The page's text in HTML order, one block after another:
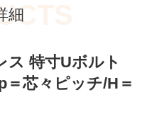
細
ス 特寸Uボルト
＝芯々ピッチ/H＝